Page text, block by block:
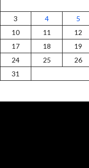
3
4 5
10
11 12
17
18 19
24
25 26
31